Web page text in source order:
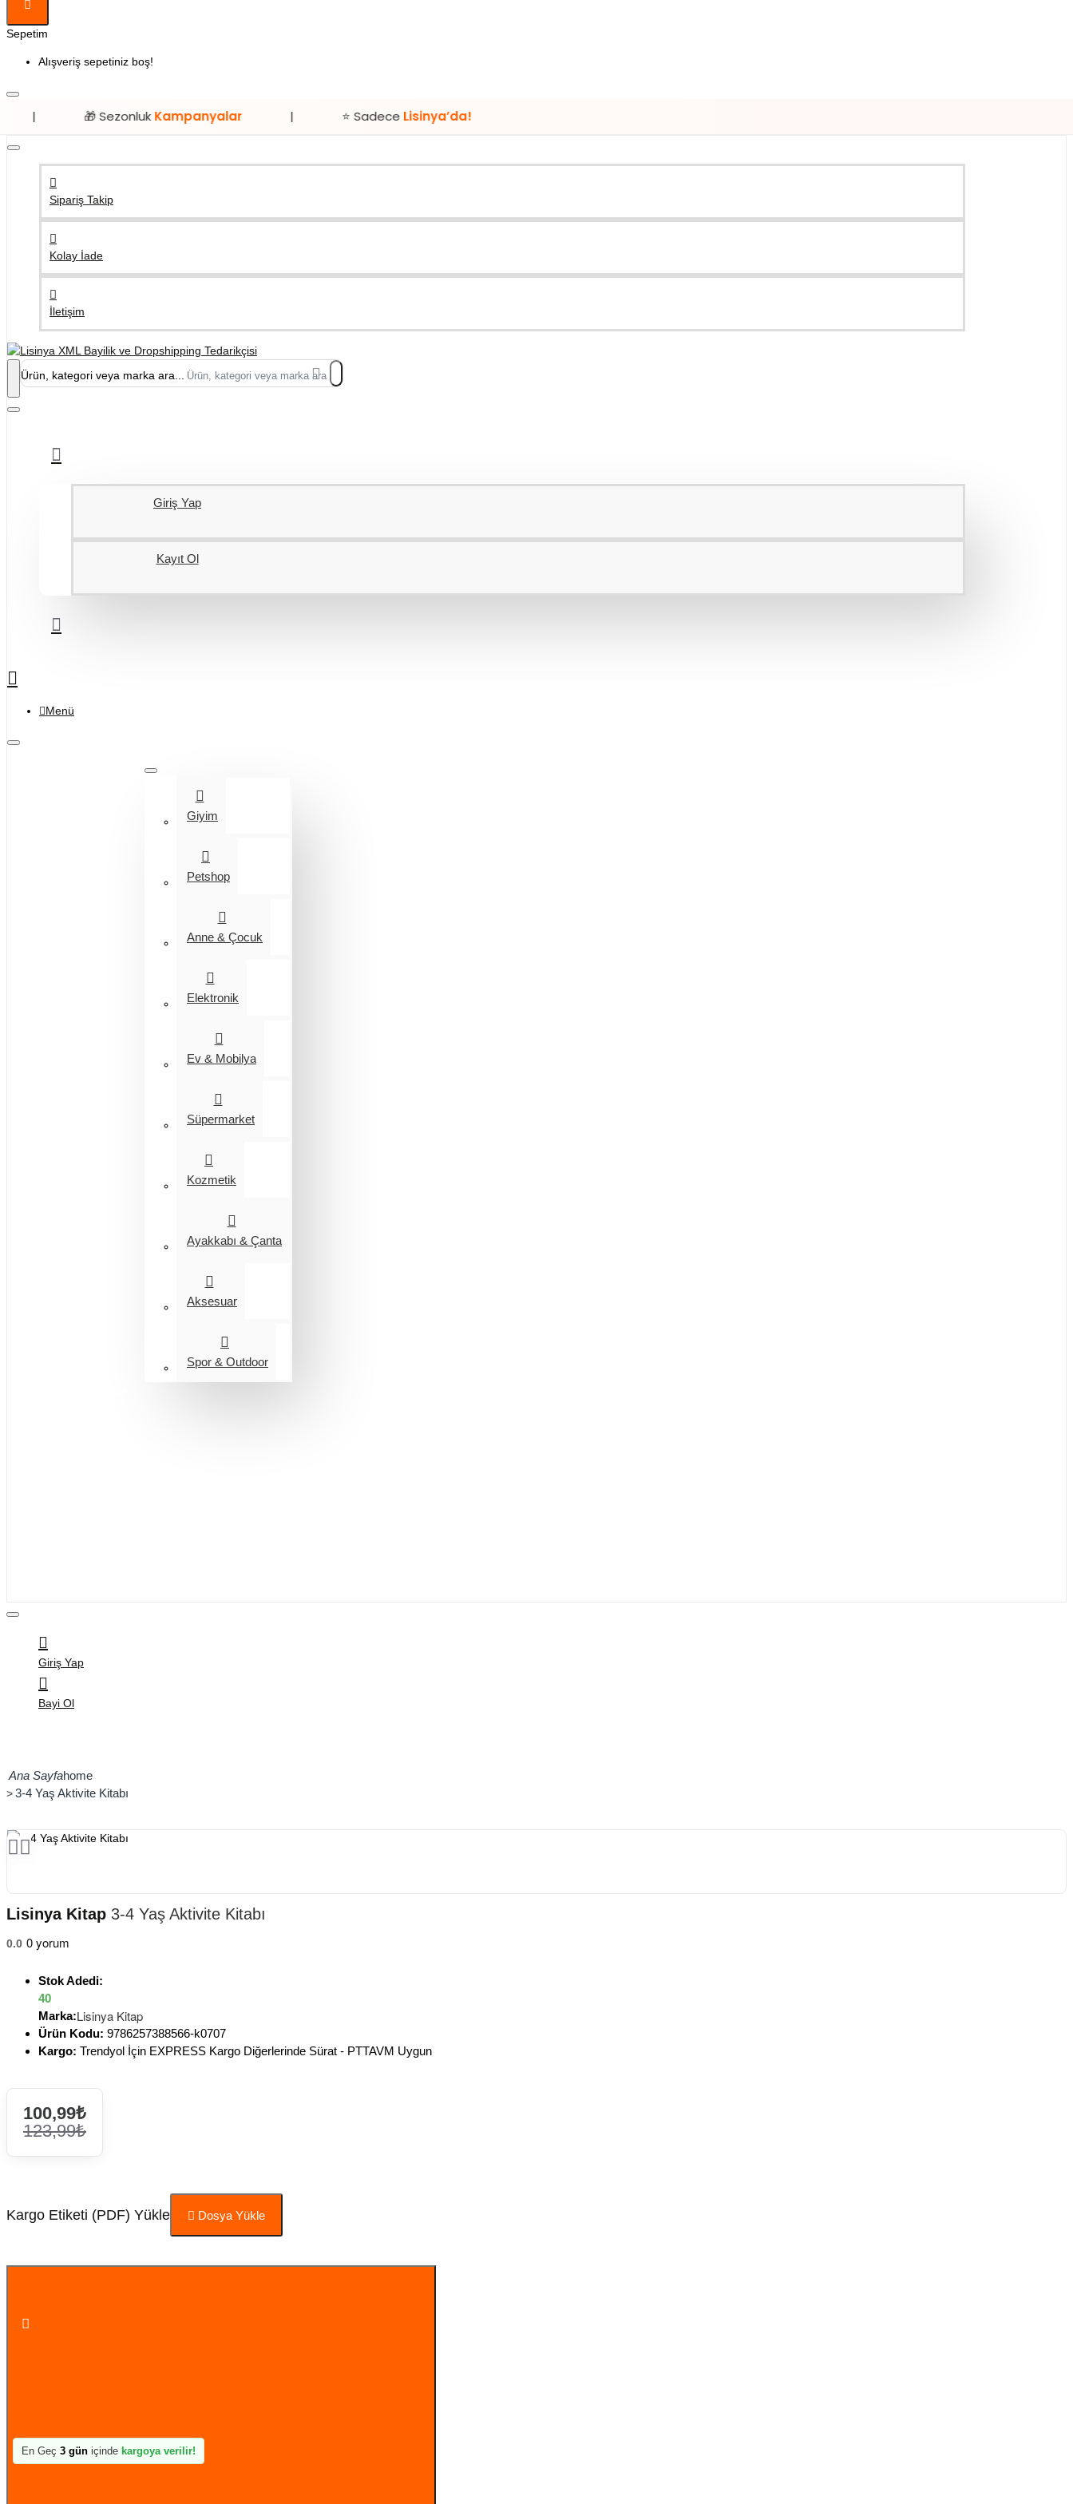
Sepetim
Alışveriş sepetiniz boş!
🎁 SezonlukKampanyalar | ⭐ Sadece Lisinya’da!
Sipariş Takip
Kolay İade
İletişim
Ürün, kategori veya marka ara...
Giriş Yap
Kayıt Ol
Menü
Giyim
Petshop
Anne & Çocuk
Elektronik
Ev & Mobilya
Süpermarket
Kozmetik
Ayakkabı & Çanta
Aksesuar
Spor & Outdoor
Giriş Yap
Bayi Ol
home
3-4 Yaş Aktivite Kitabı
Lisinya Kitap 3-4 Yaş Aktivite Kitabı
0.0 0 yorum
Stok Adedi:
40
Marka:Lisinya Kitap
Ürün Kodu: 9786257388566-k0707
Kargo: Trendyol İçin EXPRESS Kargo Diğerlerinde Sürat - PTTAVM Uygun
100,99₺
123,99₺
Kargo Etiketi (PDF) Yükle Dosya Yükle
En Geç 3 gün içinde kargoya verilir!